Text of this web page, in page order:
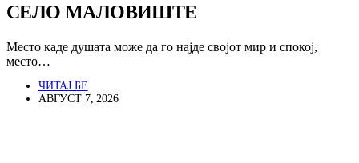
СЕЛО МАЛОВИШТЕ
Место каде душата може да го најде својот мир и спокој,
место…
ЧИТАЈ БЕ
АВГУСТ 7, 2026